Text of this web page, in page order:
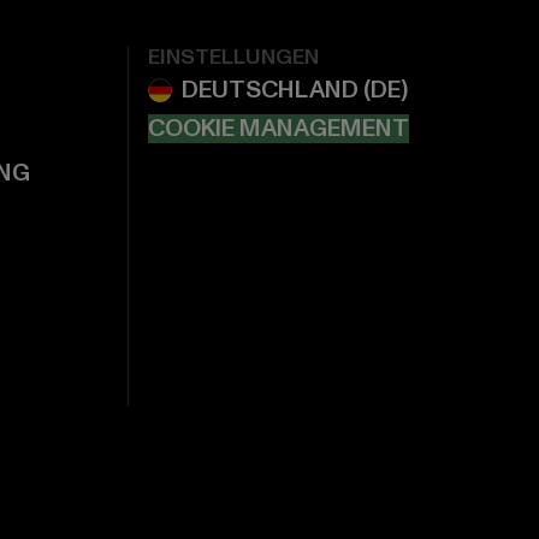
EINSTELLUNGEN
COOKIE MANAGEMENT